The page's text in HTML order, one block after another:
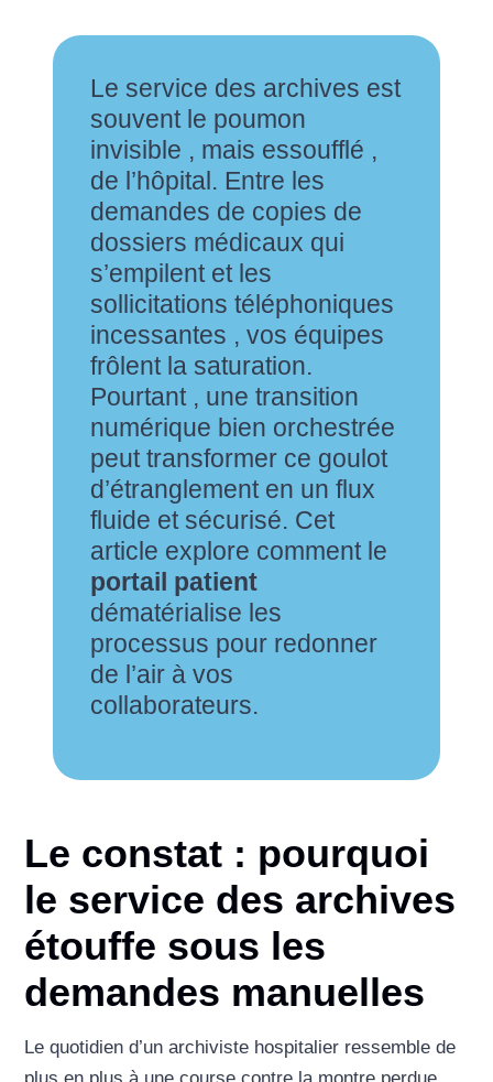
Le service des archives est
souvent le poumon
invisible , mais essoufflé ,
de l’hôpital. Entre les
demandes de copies de
dossiers médicaux qui
s’empilent et les
sollicitations téléphoniques
incessantes , vos équipes
frôlent la saturation.
Pourtant , une transition
numérique bien orchestrée
peut transformer ce goulot
d’étranglement en un flux
fluide et sécurisé. Cet
article explore comment le
portail patient
dématérialise les
processus pour redonner
de l’air à vos
collaborateurs.
Le constat : pourquoi
le service des archives
étouffe sous les
demandes manuelles
Le quotidien d’un archiviste hospitalier ressemble de